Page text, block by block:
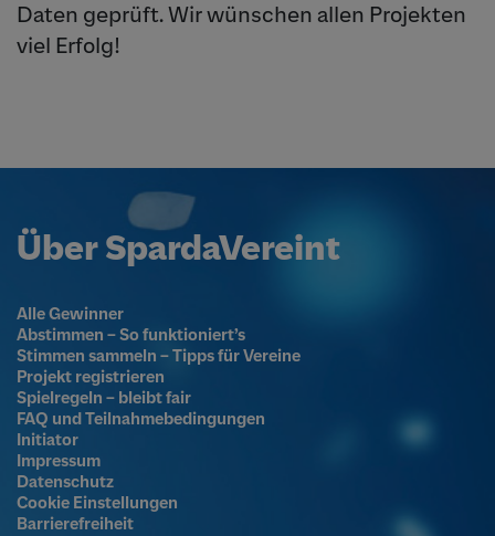
Daten geprüft. Wir wünschen allen Projekten
viel Erfolg!
Über SpardaVereint
Alle Gewinner
Abstimmen – So funktioniert’s
Stimmen sammeln – Tipps für Vereine
Projekt registrieren
Spielregeln – bleibt fair
FAQ und Teilnahmebedingungen
Initiator
Impressum
Datenschutz
Cookie Einstellungen
Barrierefreiheit